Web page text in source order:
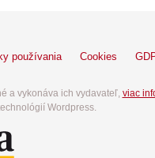
používania Cookies
a vykonáva ich vydavateľ, viac
Wordpress.